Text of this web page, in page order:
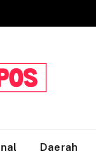
Daerah